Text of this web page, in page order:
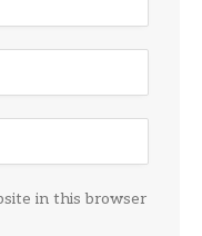
in this browser